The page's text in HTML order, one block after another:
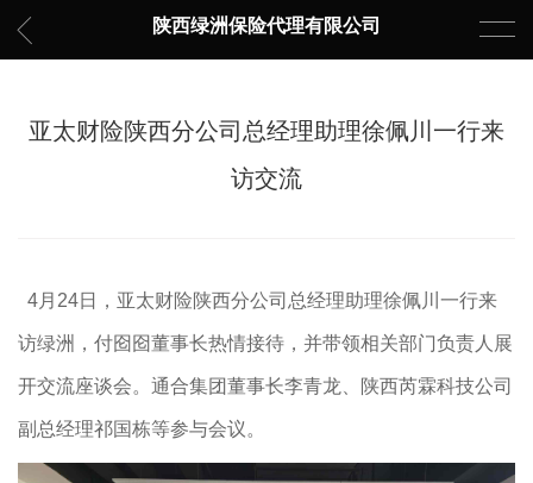
陕西绿洲保险代理有限公司
亚太财险陕西分公司总经理助理徐佩川一行来
访交流
4月24日，亚太财险陕西分公司总经理助理徐佩川一行来
访绿洲，付囵囵董事长热情接待，并带领相关部门负责人展
开交流座谈会。通合集团董事长李青龙、陕西芮霖科技公司
副总经理祁国栋等参与会议。